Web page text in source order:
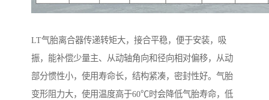
LT气胎离合器传递转矩大，接合平稳，便于安装，吸
振，能补偿少量主、从动轴角向和径向相对偏移，从动
部分惯性小，使用寿命长，结构紧凑，密封性好。气胎
变形阻力大，使用温度高于60℃时会降低气胎寿命，低